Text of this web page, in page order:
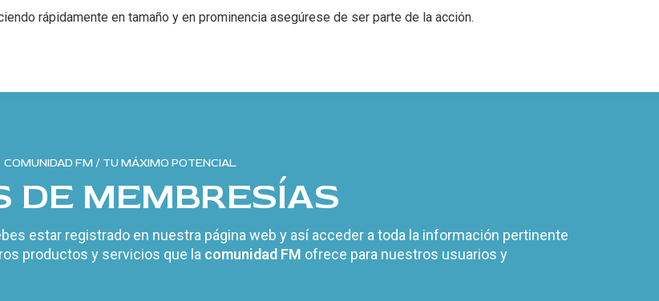
rápidamente en tamaño y en prominencia asegúrese de ser parte de la acción.
COMUNIDAD FM / TU MÁXIMO POTENCIAL
DE MEMBRESÍAS
estar registrado en nuestra página web y así acceder a toda la información pertinente
productos y servicios que la comunidad FM ofrece para nuestros usuarios y